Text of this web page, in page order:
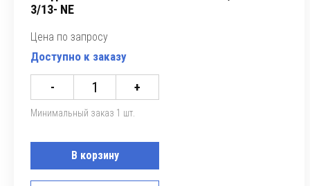
3/13- NE
Цена по запросу
Доступно к заказу
- +
Минимальный заказ 1 шт.
В корзину